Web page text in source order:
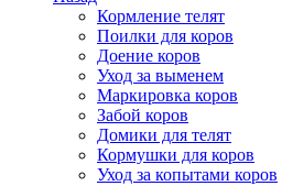
Кормление телят
Поилки для коров
Доение коров
Уход за выменем
Маркировка коров
Забой коров
Домики для телят
Кормушки для коров
Уход за копытами коров